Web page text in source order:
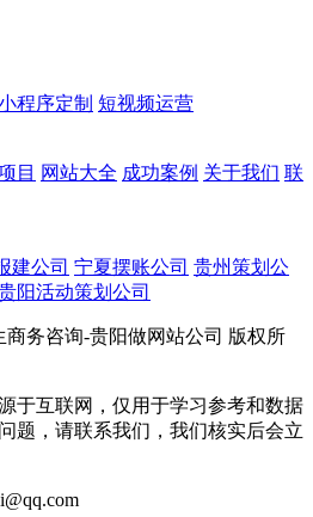
程序定制 短视频运营
目 网站大全 成功案例 关于我们 联
建公司 宁夏摆账公司 贵州策划公
阳活动策划公司
商务咨询-贵阳做网站公司 版权所
于互联网，仅用于学习参考和数据
题，请联系我们，我们核实后会立